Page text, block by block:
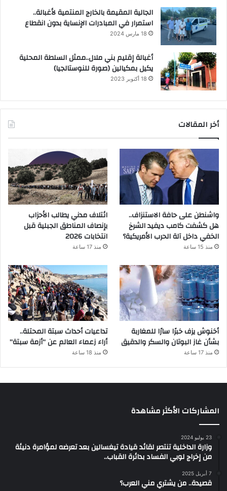
الجالية المقيمة بالخارج المنتمية لأغبالة..
استمرار في المبادرات الإنساية بدون انقطاع
18 مارس 2024
أغبالة إقليم بني ملال..ممثل السلطة المحلية
يكيل بمكيالين (صورة للنوستالجيا)
18 أكتوبر 2023
أخر المقالات
واشنطن على حافة الاستنزاف..
هل كشفت كامب ديفيد الشرخ
الخفي داخل آلة الحرب الأمريكية؟
منذ 15 ساعة
ائتلاف مدني يطالب الأحزاب
بإنصاف المناطق الجبلية قبل
انتخابات 2026
منذ 17 ساعة
أخنوش يزف خبرًا سارًا للمغاربة
بشأن غاز البوتان والسكر والدقيق
منذ 17 ساعة
تداعيات أحداث سبتة المحتلة..
أراء زعماء العالم عن “أزمة سبتة”
منذ 18 ساعة
المشاركات الأكثر مشاهدة
23 يوليو 2024
وزارة الداخلية تنتصر لقائد قيادة تيغسالين بعد تعرضه لمؤامرة دنيئة
من إخراج لوبي الفساد بدائرة القباب..
7 أبريل 2025
قصيدة.. من يشتري مني العرب؟